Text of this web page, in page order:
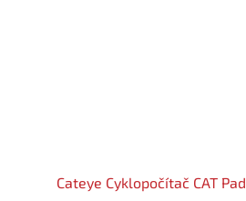
Cateye Cyklopočítač CAT